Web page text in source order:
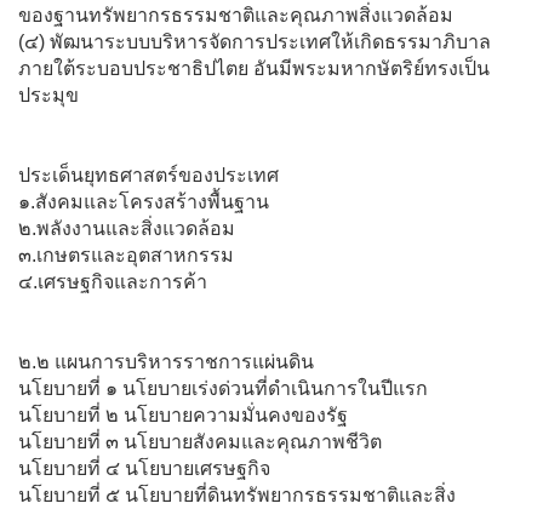
ของฐานทรัพยากรธรรมชาติและคุณภาพสิ่งแวดล้อม
(๔) พัฒนาระบบบริหารจัดการประเทศให้เกิดธรรมาภิบาล
ภายใต้ระบอบประชาธิปไตย อันมีพระมหากษัตริย์ทรงเป็น
ประมุข
ประเด็นยุทธศาสตร์ของประเทศ
๑.สังคมและโครงสร้างพื้นฐาน
๒.พลังงานและสิ่งแวดล้อม
๓.เกษตรและอุตสาหกรรม
๔.เศรษฐกิจและการค้า
๒.๒ แผนการบริหารราชการแผ่นดิน
นโยบายที่ ๑ นโยบายเร่งด่วนที่ดำเนินการในปีแรก
นโยบายที่ ๒ นโยบายความมั่นคงของรัฐ
นโยบายที่ ๓ นโยบายสังคมและคุณภาพชีวิต
นโยบายที่ ๔ นโยบายเศรษฐกิจ
นโยบายที่ ๕ นโยบายที่ดินทรัพยากรธรรมชาติและสิ่ง